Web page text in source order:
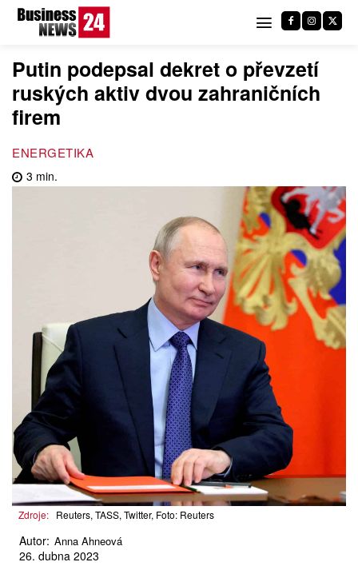
Putin podepsal dekret o převzetí
ruských aktiv dvou zahraničních
firem
ENERGETIKA
3 min.
Zdroje: Reuters, TASS, Twitter, Foto: Reuters
Autor: Anna Ahneová
26. dubna 2023